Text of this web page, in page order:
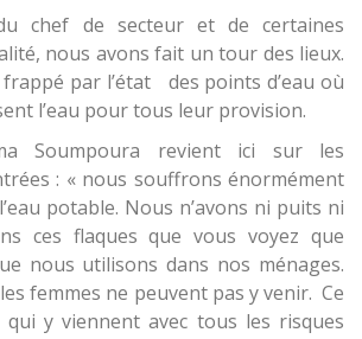
chef de secteur et de certaines
nous avons fait un tour des lieux.
par l’état des points d’eau où
l’eau pour tous leur provision.
Soumpoura revient ici sur les
: « nous souffrons énormément
potable. Nous n’avons ni puits ni
ces flaques que vous voyez que
nous utilisons dans nos ménages.
femmes ne peuvent pas y venir. Ce
y viennent avec tous les risques